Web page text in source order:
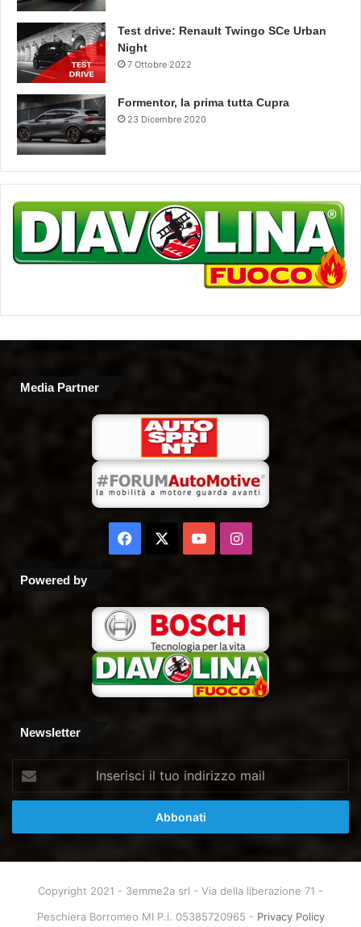
Test drive: Renault Twingo SCe Urban
Night
7 Ottobre 2022
Formentor, la prima tutta Cupra
23 Dicembre 2020
Media Partner
Facebook You Instagram
Powered by
Newsletter
tuo
mail
Copyright 2021 - 3emme2a srl - Via della liberazione 71 -
Peschiera Borromeo MI P.i. 05385720965 - Privacy Policy